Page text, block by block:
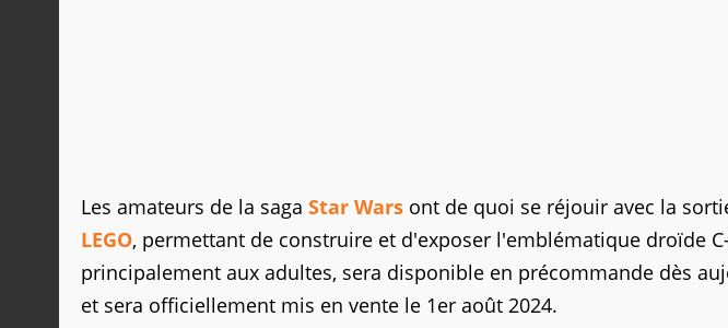
Les amateurs de la saga Star Wars ont de quoi se réjouir avec la
LEGO, permettant de construire et d'exposer l'emblématique droïde
principalement aux adultes, sera disponible en précommande dès
et sera officiellement mis en vente le 1er août 2024.